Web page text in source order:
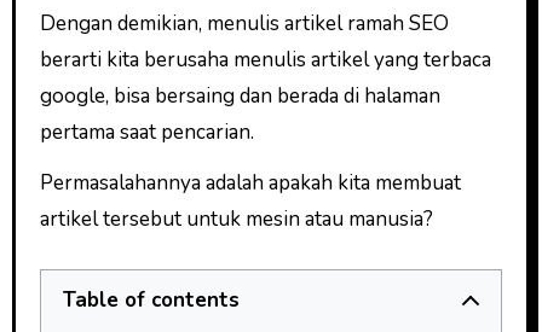
Dengan demikian, menulis artikel ramah SEO
berarti kita berusaha menulis artikel yang terbaca
google, bisa bersaing dan berada di halaman
pertama saat pencarian.
Permasalahannya adalah apakah kita membuat
artikel tersebut untuk mesin atau manusia?
Table of contents